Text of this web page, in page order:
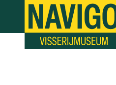
Overslaan
naar